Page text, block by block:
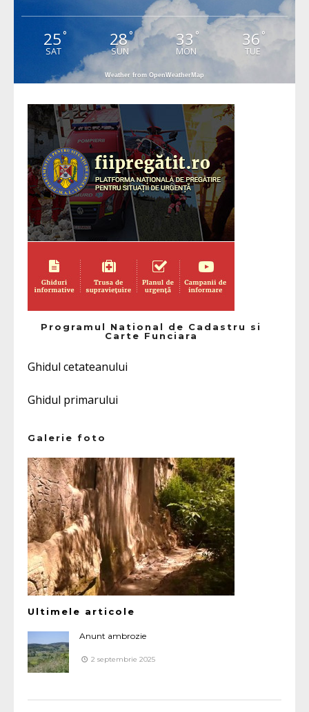
25°
SAT
28°
SUN
33 °
MON
36 °
TUE
Weather from OpenWeatherMap
Programul National de Cadastru si
Carte Funciara
Ghidul cetateanului
Ghidul primarului
Galerie foto
Ultimele articole
Anunt ambrozie
2 septembrie 2025